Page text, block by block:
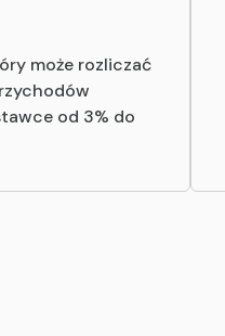
może rozliczać
od 3% do